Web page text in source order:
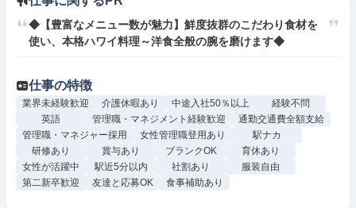
◆【豊富なメニュー数が魅力】鮮度抜群のこだわり食材を
使い、本格ハワイ料理～洋食全般の腕を磨けます◆
仕事の特徴
業界未経験歓迎 介護休暇あり 中途入社50％以上
経験不問
英語
管理職・マネジメント経験歓迎
通勤交通費全額支給
管理職・マネジャー採用
女性管理職登用あり
駅ナカ
研修あり
賞与あり ブランクOK
育休あり
女性が活躍中
駅近5分以内 社割あり
服装自由
第二新卒歓迎
友達と応募OK 食事補助あり